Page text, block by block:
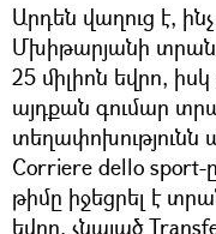
Արդեն վաղուց է,
Մխիթարյանի
25 միլիոն եվրո,
այդքան գումար
տեղափոխությունն
Corriere dello
թիմը իջեցրել է
եվրո, չնայած